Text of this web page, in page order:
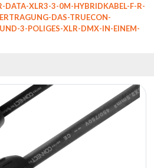
DATA-XLR3-3-0M-HYBRIDKABEL-F-R-
DAS-TRUECON-
3-POLIGES-XLR-DMX-IN-EINEM-